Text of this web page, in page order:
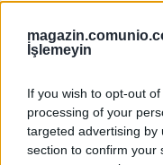
İşlemeyin
If you wish to opt-out
processing of your
targeted advertising by
section to confirm your